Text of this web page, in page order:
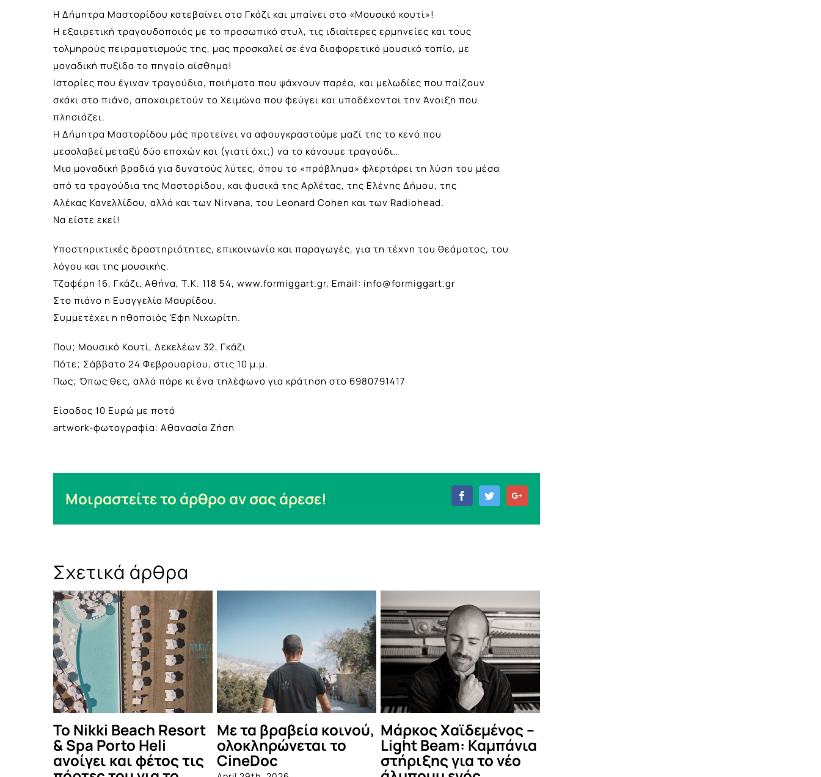
Η Δήμητρα Μαστορίδου κατεβαίνει στο Γκάζι και μπαίνει στο «Μουσικό κουτί»!
Η εξαιρετική τραγουδοποιός με το προσωπικό στυλ, τις ιδιαίτερες ερμηνείες και τους
τολμηρούς πειραματισμούς της, μας προσκαλεί σε ένα διαφορετικό μουσικό τοπίο, με
μοναδική πυξίδα το πηγαίο αίσθημα!
Ιστορίες που έγιναν τραγούδια, ποιήματα που ψάχνουν παρέα, και μελωδίες που παίζουν
σκάκι στο πιάνο, αποχαιρετούν το Χειμώνα που φεύγει και υποδέχονται την Άνοιξη που
πλησιάζει.
Η Δήμητρα Μαστορίδου μάς προτείνει να αφουγκραστούμε μαζί της το κενό που
μεσολαβεί μεταξύ δύο εποχών και (γιατί όχι;) να το κάνουμε τραγούδι…
Μια μοναδική βραδιά για δυνατούς λύτες, όπου το «πρόβλημα» φλερτάρει τη λύση του μέσα
από τα τραγούδια της Μαστορίδου, και φυσικά της Αρλέτας, της Ελένης Δήμου, της
Αλέκας Κανελλίδου, αλλά και των Nirvana, του Leonard Cohen και των Radiohead.
Να είστε εκεί!
Υποστηρικτικές δραστηριότητες, επικοινωνία και παραγωγές, για τη τέχνη του θεάματος, του
λόγου και της μουσικής.
Τζαφέρη 16, Γκάζι, Αθήνα, Τ.Κ. 118 54, www.formiggart.gr, Εmail: info@formiggart.gr
Στο πιάνο η Ευαγγελία Μαυρίδου.
Συμμετέχει η ηθοποιός Έφη Νιχωρίτη.
Που; Μουσικό Κουτί, Δεκελέων 32, Γκάζι
Πότε; Σάββατο 24 Φεβρουαρίου, στις 10 μ.μ.
Πως; Όπως θες, αλλά πάρε κι ένα τηλέφωνο για κράτηση στο 6980791417
Είσοδος 10 Ευρώ με ποτό
artwork-φωτογραφία: Αθανασία Ζήση
Μοιραστείτε το άρθρο αν σας άρεσε! FacebookTwitter
Σχετικά άρθρα
Με τα βραβεία κοινού,
ολοκληρώνεται το
CineDoc
Μάρκος Χαϊδεμένος –
Light Beam: Καμπάνια
στήριξης για το νέο
Δες τι έγινε στο
καλοκαιρινό Μέντα
Πάρτυ!